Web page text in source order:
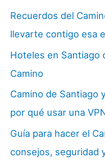
Recuerdos del
llevarte contigo esa
Hoteles en Santiago
Camino
Camino de Santiago
por qué usar una
Guía para hacer el
consejos, seguridad